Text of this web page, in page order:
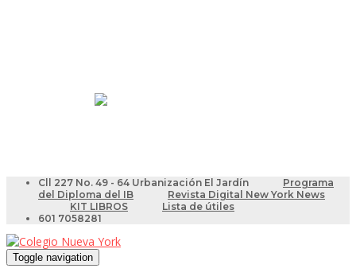
Cll 227 No. 49 - 64 Urbanización El Jardín
Programa
del Diploma del IB
Revista Digital New York News
KIT LIBROS
Lista de útiles
601 7058281
Toggle navigation